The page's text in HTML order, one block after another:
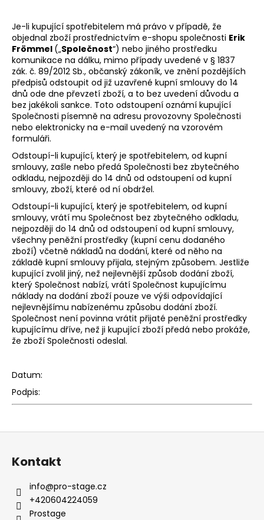
Je-li kupující spotřebitelem má právo v případě, že
objednal zboží prostřednictvím e-shopu společnosti Erik
Frömmel („Společnost“) nebo jiného prostředku
komunikace na dálku, mimo případy uvedené v § 1837
zák. č. 89/2012 Sb., občanský zákoník, ve znění pozdějších
předpisů odstoupit od již uzavřené kupní smlouvy do 14
dnů ode dne převzetí zboží, a to bez uvedení důvodu a
bez jakékoli sankce. Toto odstoupení oznámí kupující
Společnosti písemně na adresu provozovny Společnosti
nebo elektronicky na e-mail uvedený na vzorovém
formuláři.
Odstoupí-li kupující, který je spotřebitelem, od kupní
smlouvy, zašle nebo předá Společnosti bez zbytečného
odkladu, nejpozději do 14 dnů od odstoupení od kupní
smlouvy, zboží, které od ní obdržel.
Odstoupí-li kupující, který je spotřebitelem, od kupní
smlouvy, vrátí mu Společnost bez zbytečného odkladu,
nejpozději do 14 dnů od odstoupení od kupní smlouvy,
všechny peněžní prostředky (kupní cenu dodaného
zboží) včetně nákladů na dodání, které od něho na
základě kupní smlouvy přijala, stejným způsobem. Jestliže
kupující zvolil jiný, než nejlevnější způsob dodání zboží,
který Společnost nabízí, vrátí Společnost kupujícímu
náklady na dodání zboží pouze ve výši odpovídající
nejlevnějšímu nabízenému způsobu dodání zboží.
Společnost není povinna vrátit přijaté peněžní prostředky
kupujícímu dříve, než ji kupující zboží předá nebo prokáže,
že zboží Společnosti odeslal.
Datum:
Podpis:
Z
Kontakt
info@pro-stage.cz
+420604224059
Prostage